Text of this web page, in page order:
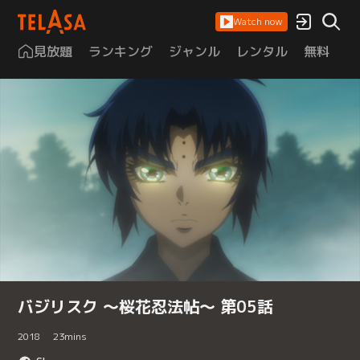
Watch now
見放題 ランキング ジャンル レンタル 無料
バジリスク ～桜花忍法帖～ 第05話
2018 23mins